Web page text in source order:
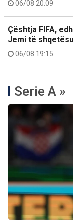
06/08 20:09
Çështja FIFA,
Jemi të
06/08 19:15
Serie A »